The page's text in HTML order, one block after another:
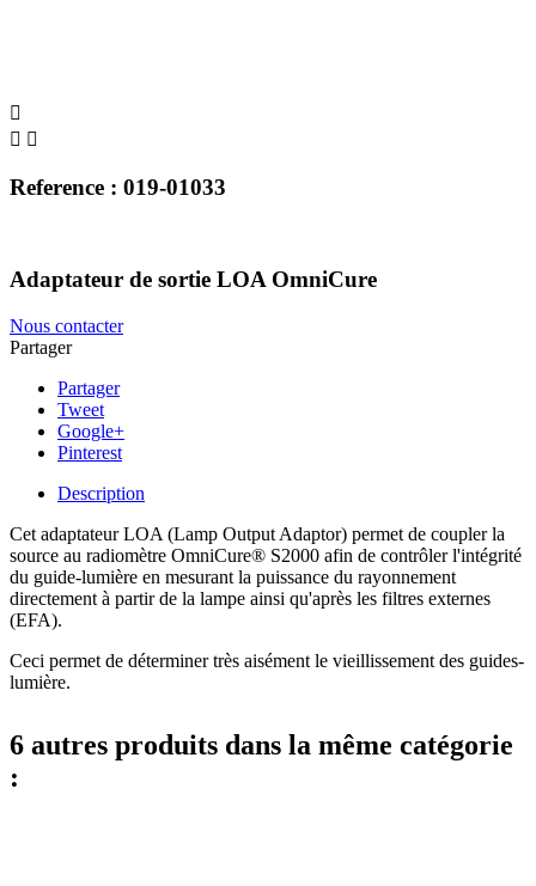

 
Reference : 019-01033
Adaptateur de sortie LOA OmniCure
Nous contacter
Partager
Partager
Tweet
Google+
Pinterest
Description
Cet adaptateur LOA (Lamp Output Adaptor) permet de coupler la
source au radiomètre OmniCure® S2000 afin de contrôler l'intégrité
du guide-lumière en mesurant la puissance du rayonnement
directement à partir de la lampe ainsi qu'après les filtres externes
(EFA).
Ceci permet de déterminer très aisément le vieillissement des guides-
lumière.
6 autres produits dans la même catégorie
: